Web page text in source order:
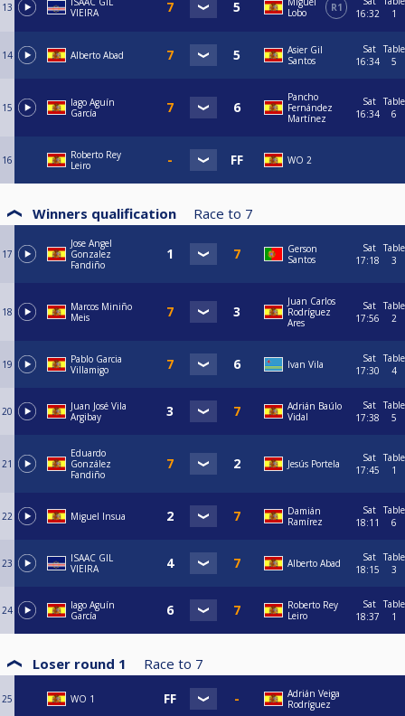
13
VIEIRA
Lobo
R1
16:32
1
14 Alberto Abad
Asier Gil
Santos
Sat
16:34
Table
5
15
Iago Aguín
García
Pancho
Fernández
Martínez
Sat
16:34
Table
6
16
Roberto Rey
Leiro
WO 2
Winners qualification Race to 7
17
Jose Angel
Gonzalez
Fandiño
Gerson
Santos
Sat
17:18
Table
3
18
Marcos Miniño
Meis
Juan Carlos
Rodríguez
Ares
Sat
17:56
Table
2
19
Pablo Garcia
Villamigo
Ivan Vila
Sat
17:30
Table
4
20
Juan José Vila
Argibay
Adrián Baúlo
Vidal
Sat
17:38
Table
5
21
Eduardo
González
Fandiño
Jesús Portela
Sat
17:45
Table
1
22 Miguel Insua
Damián
Ramírez
Sat
18:11
Table
6
23
ISAAC GIL
VIEIRA
Alberto Abad
Sat
18:15
Table
3
24
Iago Aguín
García
Roberto Rey
Leiro
Sat
18:37
Table
1
Loser round 1 Race to 7
25 WO 1
Adrián Veiga
Rodríguez